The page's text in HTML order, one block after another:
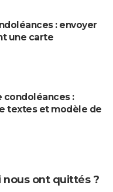
: envoyer
une carte
condoléances :
textes et modèle de
nous ont quittés ?